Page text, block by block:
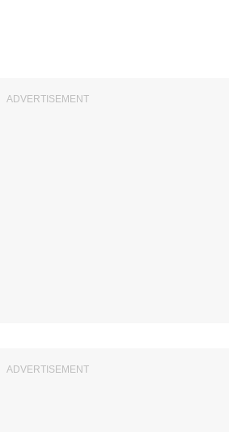
ADVERTISEMENT
ADVERTISEMENT